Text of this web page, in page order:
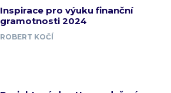
Inspirace pro výuku finanční
gramotnosti 2024
ROBERT KOČÍ